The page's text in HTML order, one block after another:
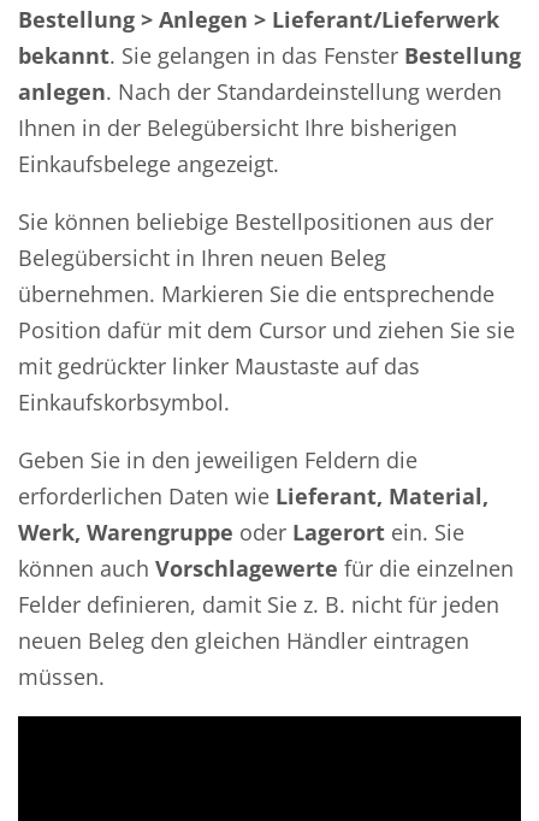
Bestellung > Anlegen > Lieferant/Lieferwerk
bekannt. Sie gelangen in das Fenster Bestellung
anlegen. Nach der Standardeinstellung werden
Ihnen in der Belegübersicht Ihre bisherigen
Einkaufsbelege angezeigt.
Sie können beliebige Bestellpositionen aus der
Belegübersicht in Ihren neuen Beleg
übernehmen. Markieren Sie die entsprechende
Position dafür mit dem Cursor und ziehen Sie sie
mit gedrückter linker Maustaste auf das
Einkaufskorbsymbol.
Geben Sie in den jeweiligen Feldern die
erforderlichen Daten wie Lieferant, Material,
Werk, Warengruppe oder Lagerort ein. Sie
können auch Vorschlagewerte für die einzelnen
Felder definieren, damit Sie z. B. nicht für jeden
neuen Beleg den gleichen Händler eintragen
müssen.